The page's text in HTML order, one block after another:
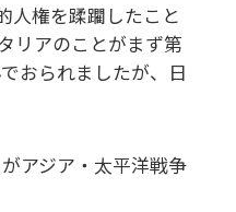
人権を蹂躙したこと
リアのことがまず第
おられましたが、日
アジア・太平洋戦争